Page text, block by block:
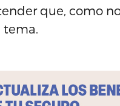
que, como
tema.